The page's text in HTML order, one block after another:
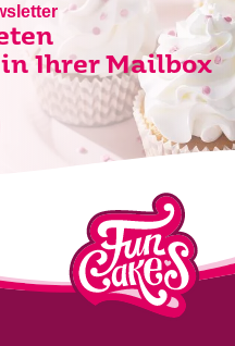
Ihrer Mailbox